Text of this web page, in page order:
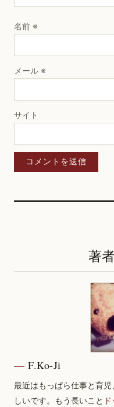
名前 ※
メール ※
サイト
著
F.Ko-Ji
最近はもっぱら仕事と育
しいです。もう長いこと